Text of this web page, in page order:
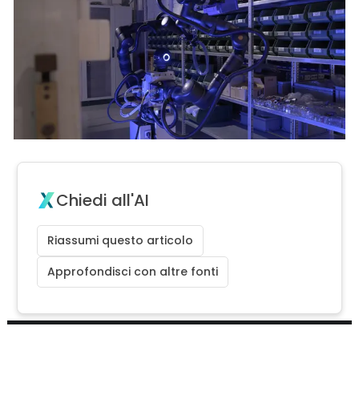
Chiedi all'AI
Riassumi questo articolo
Approfondisci con altre fonti